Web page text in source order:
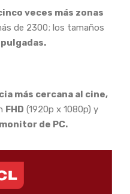
veces más zonas
de 2300; los tamaños
pulgadas.
más cercana al cine,
FHD (1920p x 1080p) y
de PC.